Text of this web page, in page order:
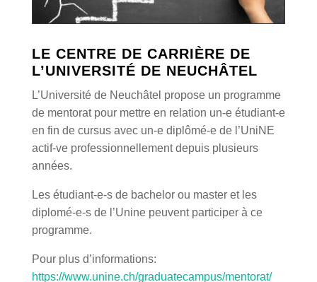
LE CENTRE DE CARRIÈRE DE
L’UNIVERSITÉ DE NEUCHÂTEL
L’Université de Neuchâtel propose un programme
de mentorat pour mettre en relation un-e étudiant-e
en fin de cursus avec un-e diplômé-e de l’UniNE
actif-ve professionnellement depuis plusieurs
années.
Les étudiant-e-s de bachelor ou master et les
diplomé-e-s de l’Unine peuvent participer à ce
programme.
Pour plus d’informations:
https://www.unine.ch/graduatecampus/mentorat/